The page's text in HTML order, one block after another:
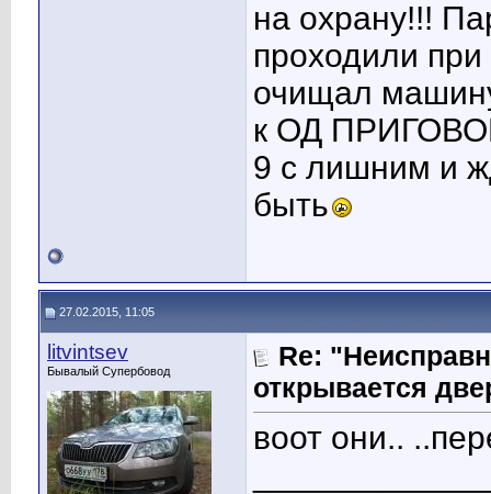
на охрану!!!
проходили при
очищал
к ОД
9 с лишним и
быть
27.02.2015, 11:05
litvintsev
Бывалый Супербовод
Re:
открывается
воот они..